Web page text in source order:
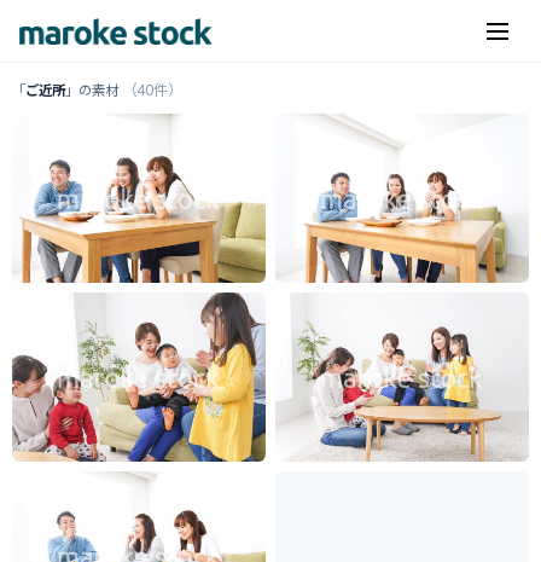
「ご近所」の素材 （40件）